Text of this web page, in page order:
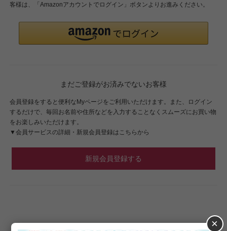
客様は、「Amazonアカウントでログイン」ボタンよりお進みください。
まだご登録がお済みでないお客様
会員登録をすると便利なMyページをご利用いただけます。また、ログイン
するだけで、毎回お名前や住所などを入力することなくスムーズにお買い物
をお楽しみいただけます。
▼会員サービスの詳細・新規会員登録はこちらから
新規会員登録する
×